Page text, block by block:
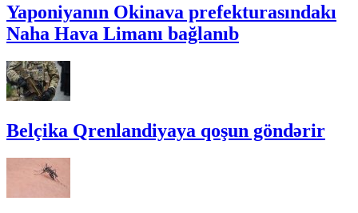
Yaponiyanın Okinava prefekturasındakı
Naha Hava Limanı bağlanıb
Belçika Qrenlandiyaya qoşun göndərir